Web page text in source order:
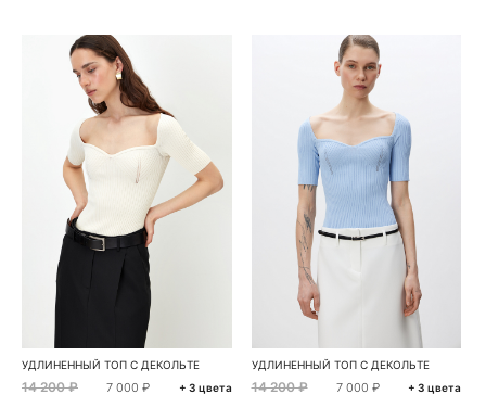
УДЛИНЕННЫЙ ТОП С ДЕКОЛЬТЕ
14 200 ₽ 7 000 ₽ + 3 цвета
УДЛИНЕННЫЙ ТОП С ДЕКОЛЬТЕ
14 200 ₽ 7 000 ₽ + 3 цвета